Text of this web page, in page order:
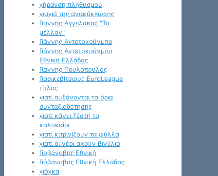
γήρανση πληθυσμού
γιαγιά της ανακύκλωσης
Γιαννης Αγγελακας "Το
μέλλον"
Γιάννης Αντετοκούνμπο
Γιάννης Αντετοκούνμπο
Εθνική Ελλάδας
Γιαννης Πουλοπουλος
Γιασικεβίτσιους EuroLeague
τίτλος
γιατί αυξάνονται τα όρια
συνταξιοδότησης
γιατί κάνει ζέστη το
καλοκαίρι
γιατί κιτρινίζουν τα φύλλα
γιατί οι νέοι ακούν βινύλιο
Γιοβάνοβιτς Εθνική
Γιόβανοβιτς Εθνική Ελλάδας
γιόγκα